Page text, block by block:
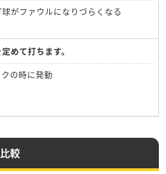
がファウルになりづらくなる
めて打ちます。
の時に発動
較